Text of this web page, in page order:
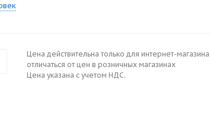
Цена действительна только для интернет-
отличаться от цен в розничных магазинах
Цена указана с учетом НДС.